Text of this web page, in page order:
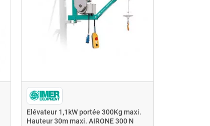
Elévateur 1,1kW portée 300Kg maxi.
Hauteur 30m maxi. AIRONE 300 N